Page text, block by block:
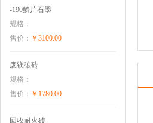
-190鳞片石墨
规格：
售价： ￥3100.00
废镁碳砖
规格：
售价： ￥1780.00
回收耐火砖